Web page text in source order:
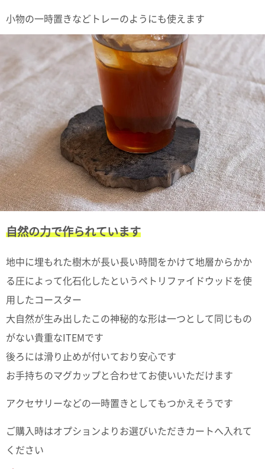
電話で問合
せ
受付時間
12:00~19:00
配送料
金
宅急便
792円
北海道
沖縄
1030
11,000
無料
ポスト
投函
5,500
円以上
小物の一時置きなどトレーのようにも使えます
自然の力で作られています
地中に埋もれた樹木が長い長い時間をかけて地層からかか
る圧によって化石化したというペトリファイドウッドを使
用したコースター
大自然が生み出したこの神秘的な形は一つとして同じもの
がない貴重なITEMです
後ろには滑り止めが付いており安心です
お手持ちのマグカップと合わせてお使いいただけます
アクセサリーなどの一時置きとしてもつかえそうです
ご購入時はオプションよりお選びいただきカートへ入れて
ください